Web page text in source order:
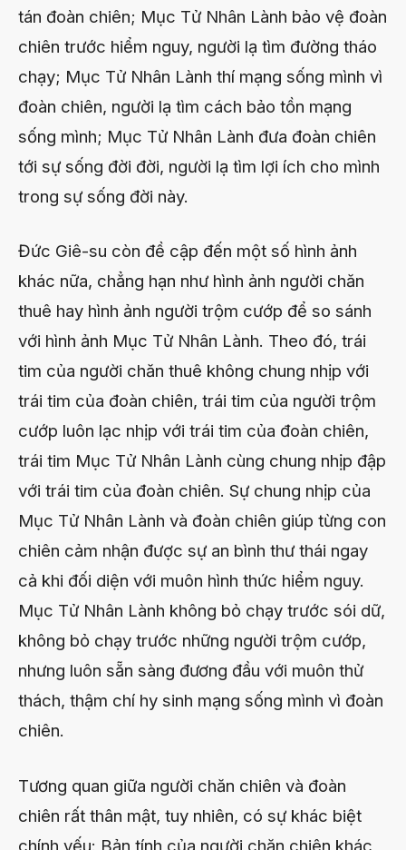
tán đoàn chiên; Mục Tử Nhân Lành bảo vệ đoàn
chiên trước hiểm nguy, người lạ tìm đường tháo
chạy; Mục Tử Nhân Lành thí mạng sống mình vì
đoàn chiên, người lạ tìm cách bảo tồn mạng
sống mình; Mục Tử Nhân Lành đưa đoàn chiên
tới sự sống đời đời, người lạ tìm lợi ích cho mình
trong sự sống đời này.
Đức Giê-su còn đề cập đến một số hình ảnh
khác nữa, chẳng hạn như hình ảnh người chăn
thuê hay hình ảnh người trộm cướp để so sánh
với hình ảnh Mục Tử Nhân Lành. Theo đó, trái
tim của người chăn thuê không chung nhịp với
trái tim của đoàn chiên, trái tim của người trộm
cướp luôn lạc nhịp với trái tim của đoàn chiên,
trái tim Mục Tử Nhân Lành cùng chung nhịp đập
với trái tim của đoàn chiên. Sự chung nhịp của
Mục Tử Nhân Lành và đoàn chiên giúp từng con
chiên cảm nhận được sự an bình thư thái ngay
cả khi đối diện với muôn hình thức hiểm nguy.
Mục Tử Nhân Lành không bỏ chạy trước sói dữ,
không bỏ chạy trước những người trộm cướp,
nhưng luôn sẵn sàng đương đầu với muôn thử
thách, thậm chí hy sinh mạng sống mình vì đoàn
chiên.
Tương quan giữa người chăn chiên và đoàn
chiên rất thân mật, tuy nhiên, có sự khác biệt
chính yếu: Bản tính của người chăn chiên khác